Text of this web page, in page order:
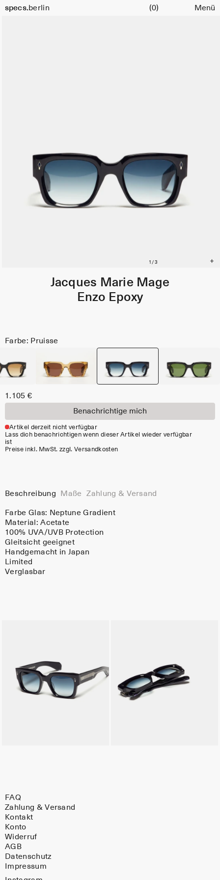
specs.berlin
Warenkorb (0) Menü
Jacques Marie Mage
Enzo Epoxy
Farbe: Pruisse
1.105 €
Benachrichtige mich
Artikel derzeit nicht verfügbar
Lass dich benachrichtigen wenn dieser Artikel wieder verfügbar
ist
Preise inkl. MwSt. zzgl. Versandkosten
Beschreibung Maße Zahlung & Versand
Farbe Glas: Neptune Gradient
Material:Acetate
100% UVA/UVB Protection
Gleitsicht geeignet
Handgemacht in Japan
Limited
Verglasbar
FAQ
Zahlung & Versand
Kontakt
Konto
Widerruf
AGB
Datenschutz
Impressum